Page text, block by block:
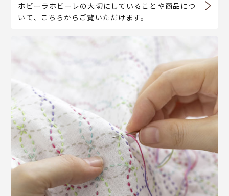
ホビーラホビーレの大切にしていることや商品につ
いて、こちらからご覧いただけます。